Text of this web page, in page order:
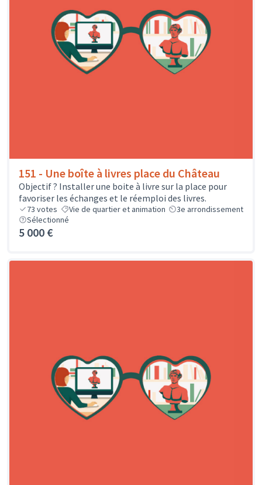
151 - Une boîte à livres place du Château
Objectif ? Installer une boite à livre sur la place pour
favoriser les échanges et le réemploi des livres.
73 votes Vie de quartier et animation
3e arrondissement
Sélectionné
5 000 €